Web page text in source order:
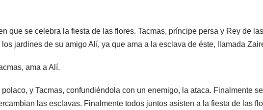
que se celebra la fiesta de las flores. Tacmas, príncipe persa y Rey de las
jardines de su amigo Alí, ya que ama a la esclava de éste, llamada
ama a Alí.
y Tacmas, confundiéndola con un enemigo, la ataca. Finalmente se
las esclavas. Finalmente todos juntos asisten a la fiesta de las